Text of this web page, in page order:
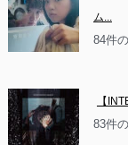
ム...
84件
【
83件